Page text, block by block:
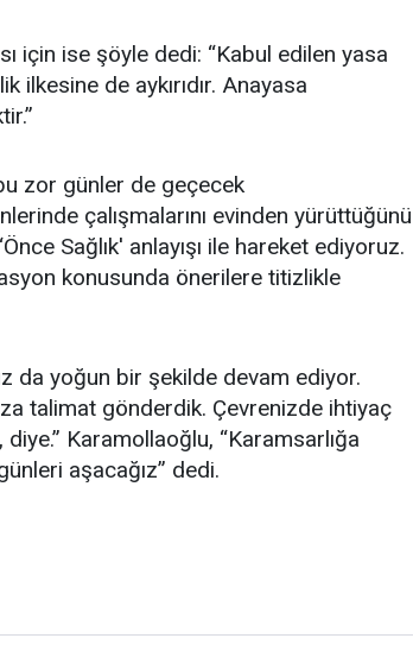
için ise şöyle dedi: “Kabul edilen yasa
ilkesine de aykırıdır. Anayasa
zor günler de geçecek
çalışmalarını evinden yürüttüğünü
Sağlık' anlayışı ile hareket ediyoruz.
konusunda önerilere titizlikle
da yoğun bir şekilde devam ediyor.
talimat gönderdik. Çevrenizde ihtiyaç
Karamollaoğlu, “Karamsarlığa
aşacağız” dedi.